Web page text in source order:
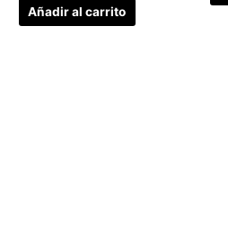
Añadir al carrito